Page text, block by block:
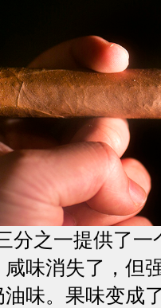
分之一提供了
味消失了，但
味。果味变成